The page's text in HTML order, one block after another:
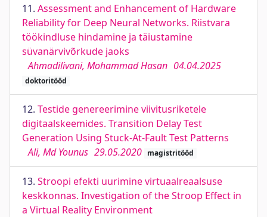
11. Assessment and Enhancement of Hardware
Reliability for Deep Neural Networks. Riistvara
töökindluse hindamine ja täiustamine
süvanärvivõrkude jaoks
Ahmadilivani, Mohammad Hasan 04.04.2025
doktoritööd
12. Testide genereerimine viivitusriketele
digitaalskeemides. Transition Delay Test
Generation Using Stuck-At-Fault Test Patterns
Ali, Md Younus 29.05.2020 magistritööd
13. Stroopi efekti uurimine virtuaalreaalsuse
keskkonnas. Investigation of the Stroop Effect in
a Virtual Reality Environment